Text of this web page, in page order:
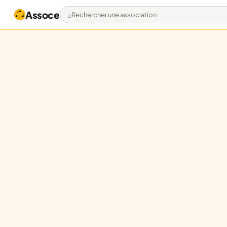
Assoce Rechercher une association